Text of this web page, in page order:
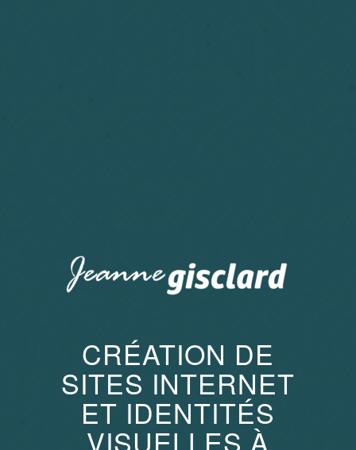
CRÉATION DE
SITES INTERNET
ET IDENTITÉS
VISUELLES À